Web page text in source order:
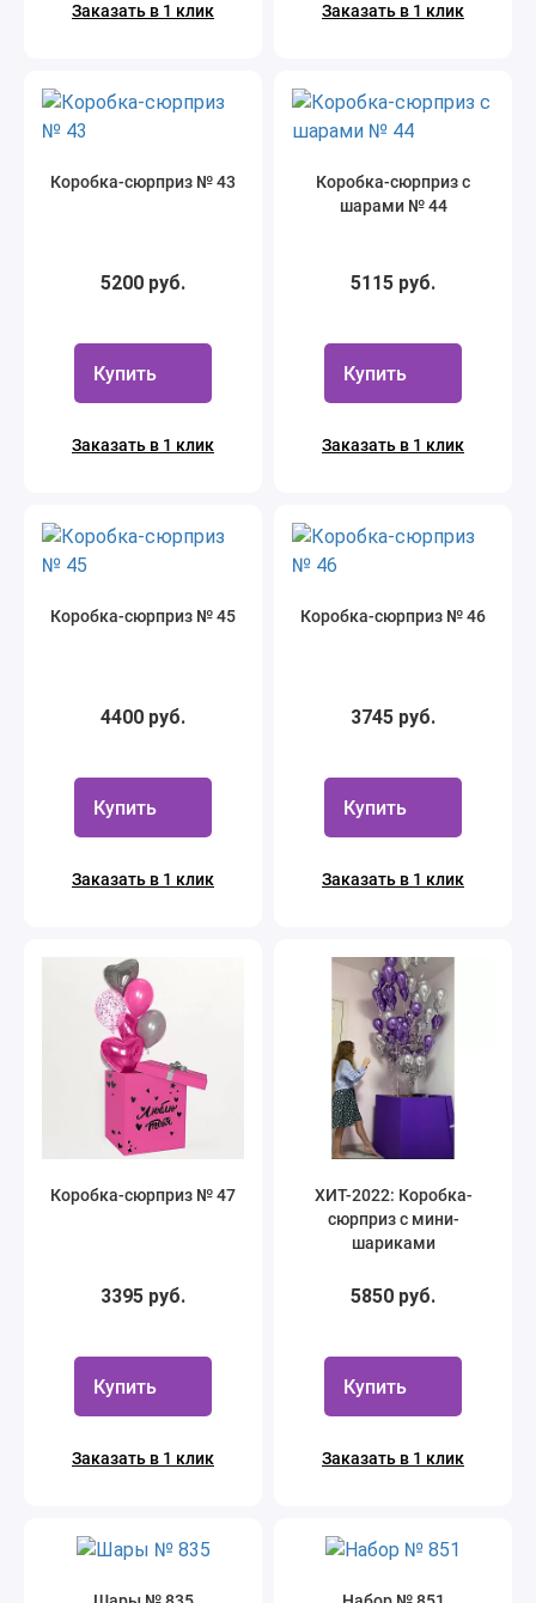
Заказать в 1 клик Заказать в 1 клик
Коробка-сюрприз № 43
5200 руб.
Купить
Заказать в 1 клик
Коробка-сюрприз с
шарами № 44
5115 руб.
Купить
Заказать в 1 клик
Коробка-сюрприз № 45
4400 руб.
Купить
Заказать в 1 клик
Коробка-сюрприз № 46
3745 руб.
Купить
Заказать в 1 клик
Коробка-сюрприз № 47
3395 руб.
Купить
Заказать в 1 клик
ХИТ-2022: Коробка-
сюрприз с мини-
шариками
5850 руб.
Купить
Заказать в 1 клик